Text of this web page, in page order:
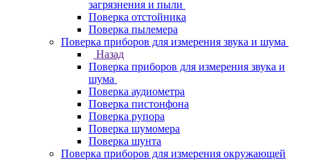
загрязнения и пыли
Поверка отстойника
Поверка пылемера
Поверка приборов для измерения звука и шума
Назад
Поверка приборов для измерения звука и
шума
Поверка аудиометра
Поверка пистонфона
Поверка рупора
Поверка шумомера
Поверка шунта
Поверка приборов для измерения окружающей